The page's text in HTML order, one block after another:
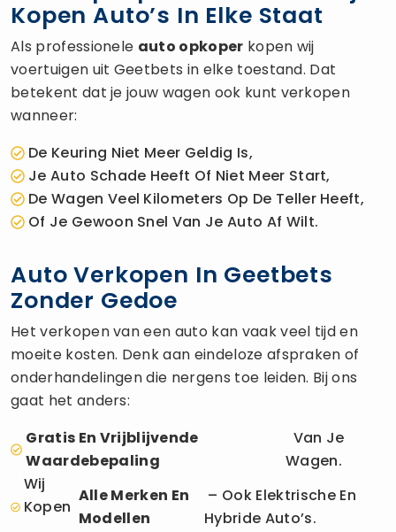
Kopen Auto’s In Elke Staat
Als professionele auto opkoper kopen wij
voertuigen uit Geetbets in elke toestand. Dat
betekent dat je jouw wagen ook kunt verkopen
wanneer:
De Keuring Niet Meer Geldig Is,
Je Auto Schade Heeft Of Niet Meer Start,
De Wagen Veel Kilometers Op De Teller Heeft,
Of Je Gewoon Snel Van Je Auto Af Wilt.
Auto Verkopen In Geetbets
Zonder Gedoe
Het verkopen van een auto kan vaak veel tijd en
moeite kosten. Denk aan eindeloze afspraken of
onderhandelingen die nergens toe leiden. Bij ons
gaat het anders:
Gratis En Vrijblijvende
Waardebepaling
Van Je
Wagen.
Wij
Kopen
Alle Merken En
Modellen
– Ook Elektrische En
Hybride Auto’s.